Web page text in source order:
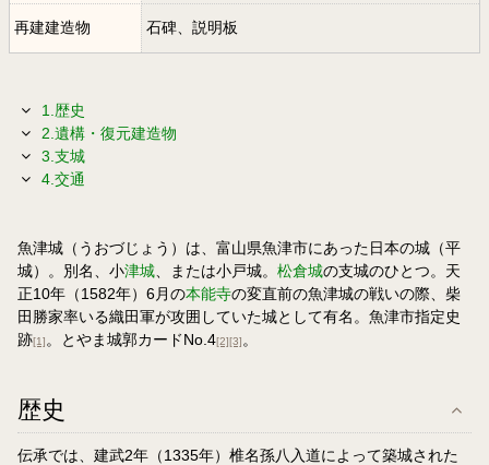
再建建造物 石碑、説明板
1.歴史
2.遺構・復元建造物
3.支城
4.交通
魚津城（うおづじょう）は、富山県魚津市にあった日本の城（平
城）。別名、小津城 、または小戸城。 松倉城の支城のひとつ。天
正10年（1582年）6月の本能寺の変直前の魚津城の戦いの際、柴
田勝家率いる織田軍が攻囲していた城として有名。魚津市指定史
跡[1] 。とやま城郭カードNo.4[2][3] 。
歴史
伝承では、建武2年（1335年）椎名孫八入道によって築城された